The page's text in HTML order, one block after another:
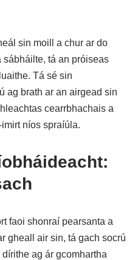
sin moill a chur ar do
tá an próiseas
Tá sé sin
ag brath ar an airgead sin
cearrbhachais a
níos spraíúla.
faoi shonraí pearsanta a
gheall air sin, tá gach socrú
ag ár gcomhartha